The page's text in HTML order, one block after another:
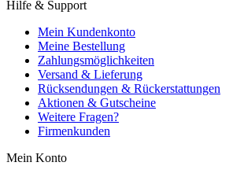
Hilfe & Support
Mein Kundenkonto
Meine Bestellung
Zahlungsmöglichkeiten
Versand & Lieferung
Rücksendungen & Rückerstattungen
Aktionen & Gutscheine
Weitere Fragen?
Firmenkunden
Mein Konto